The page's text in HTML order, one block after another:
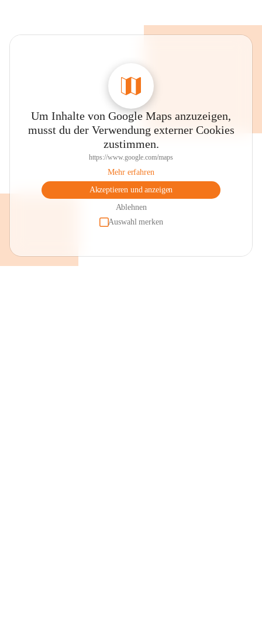
Um Inhalte von Google Maps anzuzeigen,
musst du der Verwendung externer Cookies
zustimmen.
https://www.google.com/maps
Mehr erfahren
Akzeptieren und anzeigen
Ablehnen
Auswahl merken